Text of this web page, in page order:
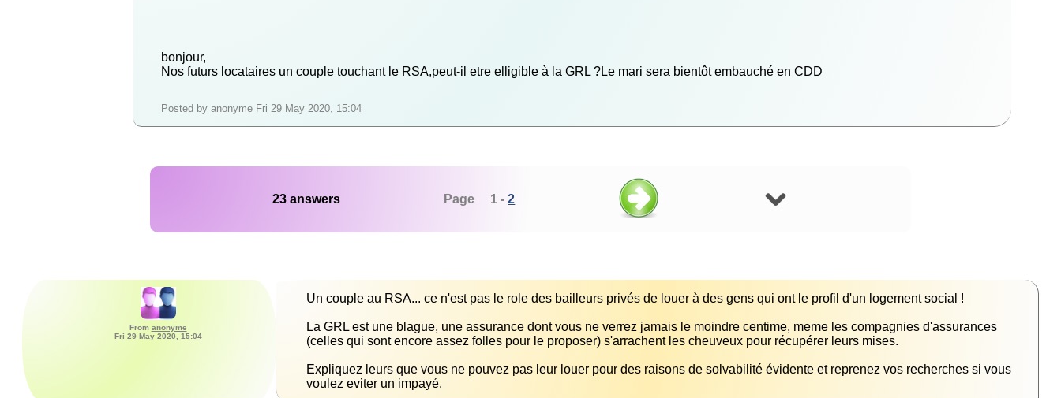
bonjour,
Nos futurs locataires un couple touchant le RSA,peut-il etre elligible à la GRL ?Le mari sera bientôt embauché en CDD
Posted byanonyme Fri 29 May 2020, 15:04
23 answers Page 1 -2
From anonyme
Fri 29 May 2020, 15:04
La GRL est une blague, une assurance dont vous ne verrez jamais le moindre centime, meme les compagnies d'assurances
Expliquez leurs que vous ne pouvez pas leur louer pour des raisons de solvabilité évidente et reprenez vos recherches si vous
voulez eviter un impayé.